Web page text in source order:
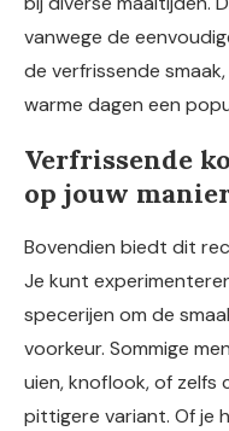
vanwege de
de verfrissende
warme dagen een
Verfrissende
op jouw
Bovendien biedt dit
Je kunt
specerijen om de
voorkeur. Sommige
uien, knoflook, of zelfs
pittigere variant. Of je